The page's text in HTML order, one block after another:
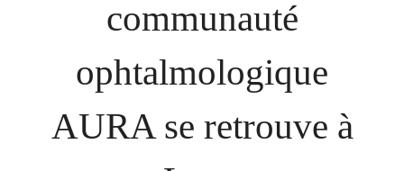
communauté
ophtalmologique
AURA se retrouve à